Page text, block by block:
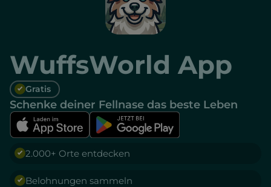
WuffsWorld App
Gratis
Schenke deiner Fellnase das beste Leben
2.000+ Orte entdecken
Belohnungen sammeln